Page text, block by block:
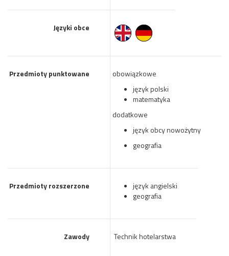
Języki obce
Przedmioty punktowane
obowiązkowe
język polski
matematyka
dodatkowe
język obcy nowożytny
geografia
Przedmioty rozszerzone
język angielski
geografia
Zawody Technik hotelarstwa